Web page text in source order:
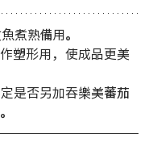
煮熟備用。
塑形用，使成品更美
是否另加吞樂美蕃茄